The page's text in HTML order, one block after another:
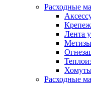
Расходные
Лента
Метизы
Расходные